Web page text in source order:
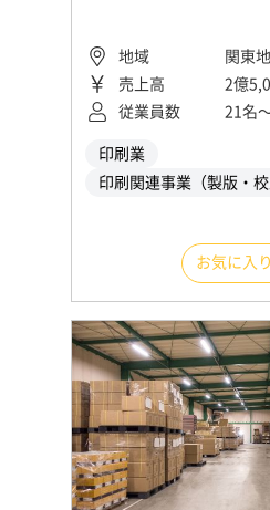
地域
関東
売上高
2億
従業員数
21名
印刷業
印刷関連事業（製版・校
お気に入り